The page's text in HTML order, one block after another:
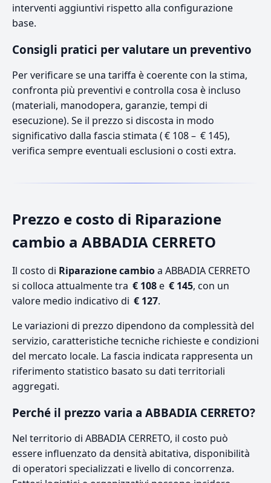
interventi aggiuntivi rispetto alla configurazione
base.
Consigli pratici per valutare un preventivo
Per verificare se una tariffa è coerente con la stima,
confronta più preventivi e controlla cosa è incluso
(materiali, manodopera, garanzie, tempi di
esecuzione). Se il prezzo si discosta in modo
significativo dalla fascia stimata ( € 108 – € 145),
verifica sempre eventuali esclusioni o costi extra.
Prezzo e costo di Riparazione
cambio a ABBADIA CERRETO
Il costo di Riparazione cambioa ABBADIA CERRETO
si colloca attualmente tra € 108e € 145, con un
valore medio indicativo di € 127.
Le variazioni di prezzo dipendono da complessità del
servizio, caratteristiche tecniche richieste e condizioni
del mercato locale. La fascia indicata rappresenta un
riferimento statistico basato su dati territoriali
aggregati.
Perché il prezzo varia a ABBADIA CERRETO?
Nel territorio di ABBADIA CERRETO, il costo può
essere influenzato da densità abitativa, disponibilità
di operatori specializzati e livello di concorrenza.